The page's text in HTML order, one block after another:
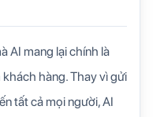
AI mang lại chính là
khách hàng. Thay vì gửi
tất cả mọi người, AI